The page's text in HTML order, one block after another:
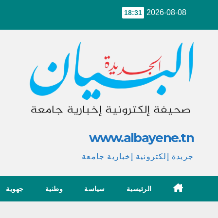
2026-08-08
18:31
www.albayene.tn
جريدة إلكترونية إخبارية جامعة
الرئيسية سياسة وطنية جهوية